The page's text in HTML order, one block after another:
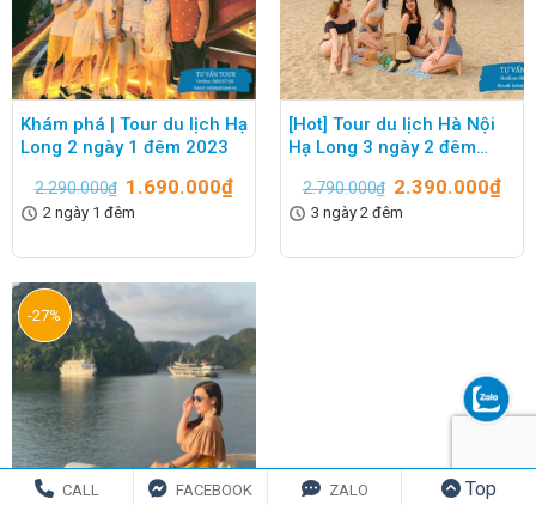
Khám phá | Tour du lịch Hạ
Long 2 ngày 1 đêm 2023
2.290.000₫ 1.690.000₫
2 ngày 1 đêm
[Hot] Tour du lịch Hà Nội
Hạ Long 3 ngày 2 đêm
2.790.000₫ 2.390.000₫
3 ngày 2 đêm
-27%
CALL FACEBOOK ZALO Top